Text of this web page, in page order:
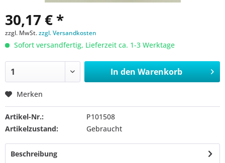
30,17 € *
zzgl. MwSt.zzgl. Versandkosten
Sofort versandfertig, Lieferzeit ca. 1-3 Werktage
In den Warenkorb
Merken
Artikel-Nr.:
P101508
Artikelzustand:
Gebraucht
Beschreibung